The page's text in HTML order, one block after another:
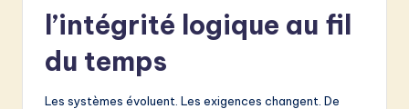
l’intégrité logique au fil
du temps
Les systèmes évoluent. Les exigences changent. De